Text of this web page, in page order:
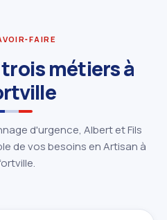
métiers à
d'urgence, Albert et Fils
de vos besoins en Artisan à